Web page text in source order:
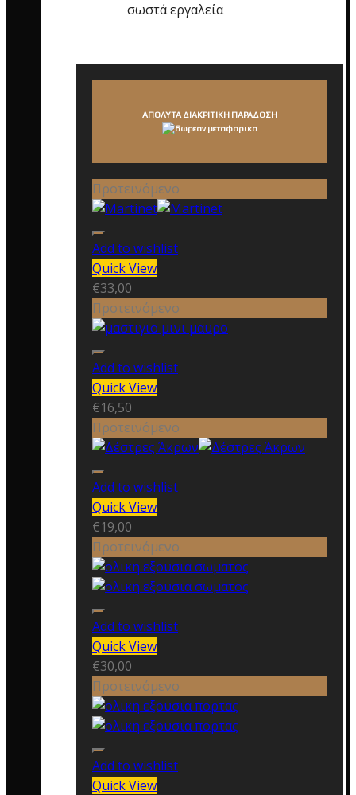
σωστά εργαλεία
ΑΠΟΛΥΤΑ ΔΙΑΚΡΙΤΙΚΗ ΠΑΡΑΔΟΣΗ
Προτεινόμενο
Add to wishlist
Quick View
€33,00
Προτεινόμενο
Add to wishlist
Quick View
€16,50
Προτεινόμενο
Add to wishlist
Quick View
€19,00
Προτεινόμενο
Add to wishlist
Quick View
€30,00
Προτεινόμενο
Add to wishlist
Quick View